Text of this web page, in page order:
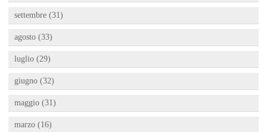
settembre (31)
agosto (33)
luglio (29)
giugno (32)
maggio (31)
marzo (16)